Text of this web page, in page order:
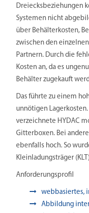
Dreiecksbeziehungen
Systemen nicht
über Behälterkosten,
zwischen den
Partnern. Durch die
Kosten an, da es
Behälter zugekauft
Das führte zu einem
unnötigen
verzeichnete HYDAC
Gitterboxen. Bei
ebenfalls hoch. So
Kleinladungsträger
Anforderungsprofil
webbasiertes,
Abbildung